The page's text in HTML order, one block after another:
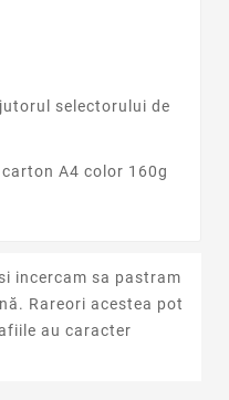
selectorului de
A4 color 160g
incercam sa pastram
Rareori acestea pot
au caracter